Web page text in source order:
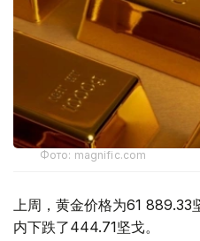
Фото: magnific.com
上周，黄金价格为61 889.33
内下跌了444.71坚戈。